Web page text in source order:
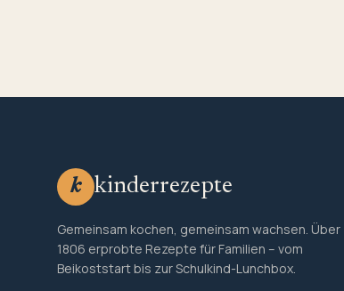
k kinderrezepte
Gemeinsam kochen, gemeinsam wachsen. Über
1806 erprobte Rezepte für Familien – vom
Beikoststart bis zur Schulkind-Lunchbox.